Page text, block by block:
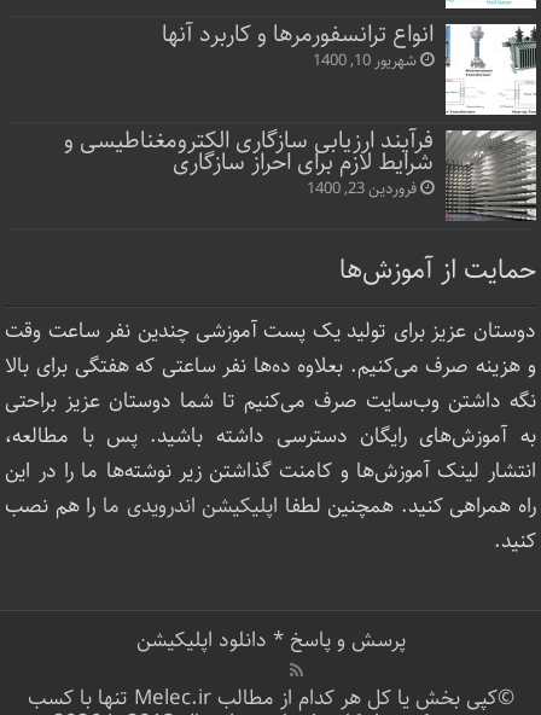
انواع ترانسفورمرها و کاربرد آنها
شهریور 10, 1400
فرآیند ارزیابی سازگاری الکترومغناطیسی و
شرایط لازم برای احراز سازگاری
فروردین 23, 1400
حمایت از آموزش‌ها
دوستان عزیز برای تولید یک پست آموزشی چندین نفر ساعت‌ وقت
و هزینه صرف می‌کنیم. بعلاوه ده‌ها نفر ساعتی که هفتگی برای بالا
نگه داشتن وب‌سایت صرف ‌می‌کنیم تا شما دوستان عزیز براحتی
به آموزش‌های رایگان دسترسی داشته باشید. پس با مطالعه،
انتشار لینک‌ آموزش‌ها و کامنت گذاشتن زیر نوشته‌‌ها ما را در این
راه همراهی کنید. همچنین لطفا اپلیکیشن اندرویدی ما را هم نصب
کنید.
پرسش و پاسخ* دانلود اپلیکیشن
©کپی بخش یا کل هر کدام از مطالب Melec.ir تنها با کسب